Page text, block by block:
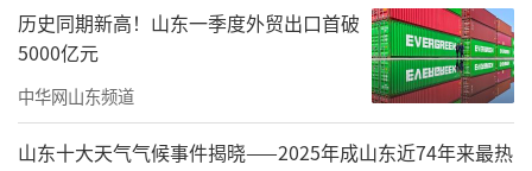
活动充分展现了泰安市中心医院护理队伍的精
神风貌，进一步凝聚了团队向心力。未来，全
院护理人员将以此次活动为契机，紧扣“赋能
护士，守护生命”主题，以匠心守初心、以实
历史同期新高！山东一季度外贸出口首破
5000亿元
中华网山东频道
山东十大天气气候事件揭晓——2025年成山东近74年来最热